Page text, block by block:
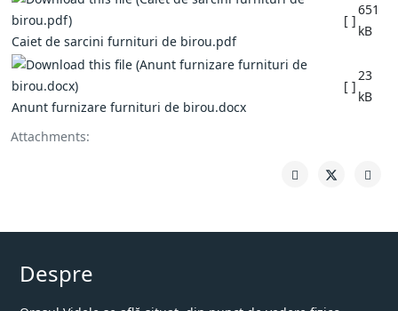
Attachments:
Caiet de sarcini furnituri de birou.pdf
[ ]
651
kB
Anunt furnizare furnituri de birou.docx
[ ]
23
kB
Despre